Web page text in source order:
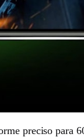
preciso